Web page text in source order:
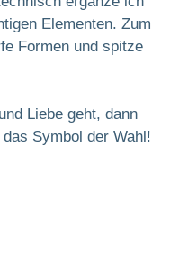
Elementen. Zum
Formen und spitze
Liebe geht, dann
Symbol der Wahl!